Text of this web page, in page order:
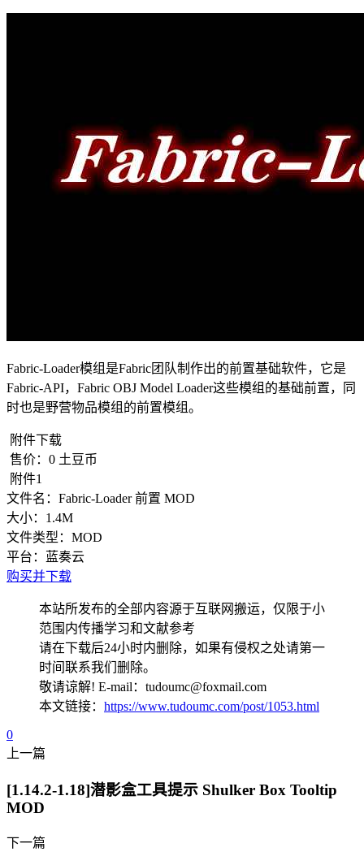
Fabric-Loader模组是Fabric团队制作出的前置基础软件，它是
Fabric-API，Fabric OBJ Model Loader这些模组的基础前置，同
时也是野营物品模组的前置模组。
附件下载
售价： 0 土豆币
附件1
文件名： Fabric-Loader 前置 MOD
大小： 1.4M
文件类型： MOD
平台：
蓝奏云
购买并下载
本站所发布的全部内容源于互联网搬运，仅限于小
范围内传播学习和文献参考
请在下载后24小时内删除，如果有侵权之处请第一
时间联系我们删除。
敬请谅解! E-mail：tudoumc@foxmail.com
本文链接： https://www.tudoumc.com/post/1053.html
0
上一篇
[1.14.2-1.18]潜影盒工具提示 Shulker Box Tooltip
MOD
下一篇